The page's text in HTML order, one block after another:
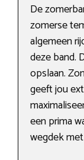
De
zomerse
algemeen
deze band.
opslaan.
geeft jou
een prima
wegdek